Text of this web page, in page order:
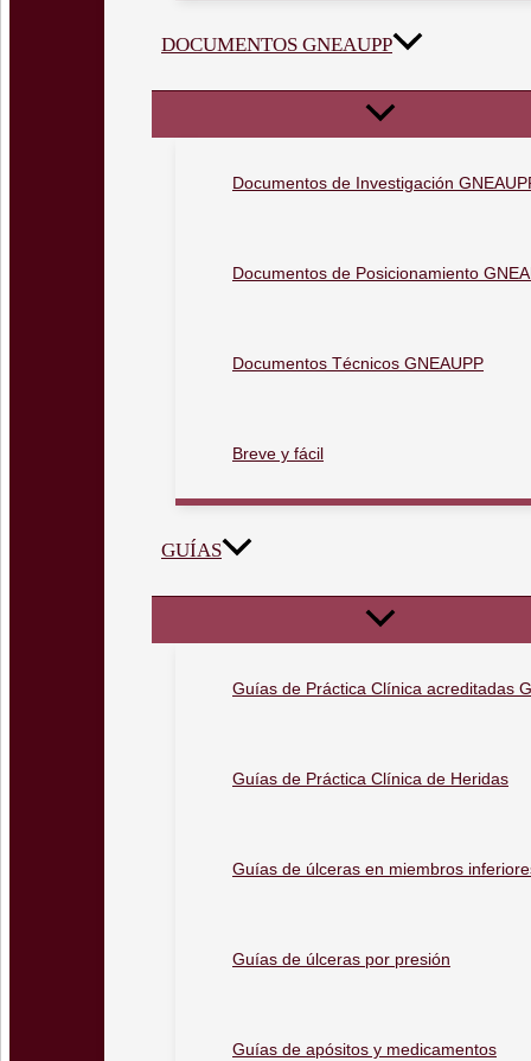
DOCUMENTOS GNEAUPP
Documentos de Investigación
Documentos de Posicionamiento
Documentos Técnicos GNEAUPP
Breve y fácil
GUÍAS
Guías de Práctica Clínica acreditadas
Guías de Práctica Clínica de Heridas
Guías de úlceras en miembros
Guías de úlceras por presión
Guías de apósitos y medicamentos